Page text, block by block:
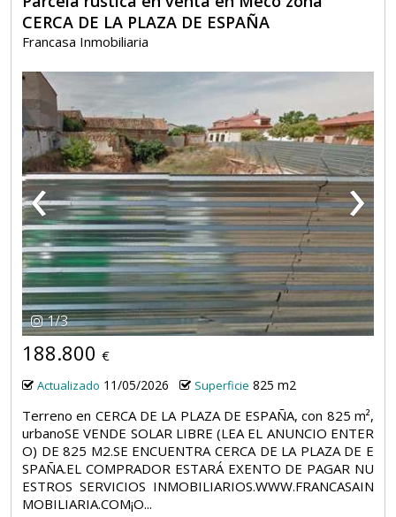
CERCA DE LA PLAZA DE ESPAÑA
Francasa Inmobiliaria
‹ ›
1/3
188.800 €
Actualizado 11/05/2026 Superficie 825 m2
Terreno en CERCA DE LA PLAZA DE ESPAÑA, con 825 m²,
urbanoSE VENDE SOLAR LIBRE (LEA EL ANUNCIO ENTER
O) DE 825 M2.SE ENCUENTRA CERCA DE LA PLAZA DE E
SPAÑA.EL COMPRADOR ESTARÁ EXENTO DE PAGAR NU
ESTROS SERVICIOS INMOBILIARIOS.WWW.FRANCASAIN
MOBILIARIA.COM¡O...